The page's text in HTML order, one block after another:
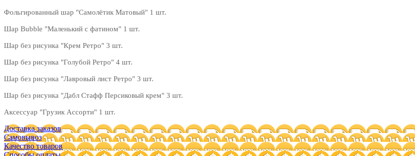
Фольгированный шар "Самолётик Матовый" 1 шт.
Шар Bubble "Маленький с фатином" 1 шт.
Шар без рисунка "Крем Ретро" 3 шт.
Шар без рисунка "Голубой Ретро" 4 шт.
Шар без рисунка "Лавровый лист Ретро" 3 шт.
Шар без рисунка "Дабл Стафф Персиковый крем" 3 шт.
Аксессуар "Грузик Ассорти" 1 шт.
Доставка заказов
Самовывоз
Качество товаров